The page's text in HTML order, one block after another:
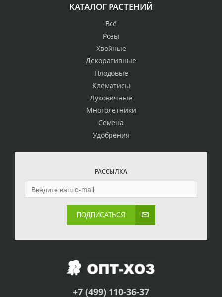
КАТАЛОГ РАСТЕНИЙ
Всё
Розы
Хвойные
Декоративные
Плодовые
Клематисы
Луковичные
Многолетники
Семена
Удобрения
РАССЫЛКА
ПОДПИСАТЬСЯ
+7 (499) 110-36-37